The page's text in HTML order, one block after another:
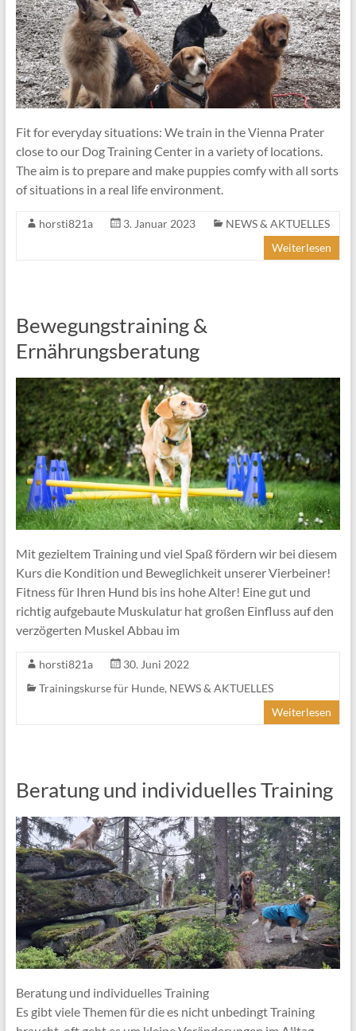
Fit for everyday situations: We train in the Vienna Prater
close to our Dog Training Center in a variety of locations.
The aim is to prepare and make puppies comfy with all sorts
of situations in a real life environment.
horsti821a 3. Januar 2023
NEWS & AKTUELLES
Weiterlesen
Bewegungstraining &
Ernährungsberatung
Mit gezieltem Training und viel Spaß fördern wir bei diesem
Kurs die Kondition und Beweglichkeit unserer Vierbeiner!
Fitness für Ihren Hund bis ins hohe Alter! Eine gut und
richtig aufgebaute Muskulatur hat großen Einfluss auf den
verzögerten Muskel Abbau im
horsti821a
30. Juni 2022
Trainingskurse für Hunde, NEWS & AKTUELLES
Weiterlesen
Beratung und individuelles Training
Beratung und individuelles Training
Es gibt viele Themen für die es nicht unbedingt Training